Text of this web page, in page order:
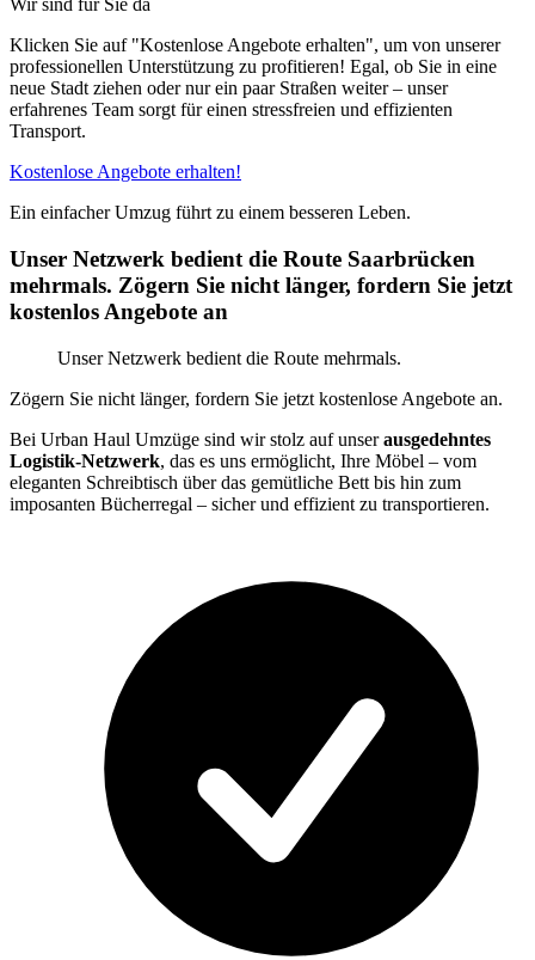
Wir sind für Sie da
Klicken Sie auf "Kostenlose Angebote erhalten", um von unserer
professionellen Unterstützung zu profitieren! Egal, ob Sie in eine
neue Stadt ziehen oder nur ein paar Straßen weiter – unser
erfahrenes Team sorgt für einen stressfreien und effizienten
Transport.
Kostenlose Angebote erhalten!
Ein einfacher Umzug führt zu einem besseren Leben.
Unser Netzwerk bedient die Route Saarbrücken
mehrmals. Zögern Sie nicht länger, fordern Sie jetzt
kostenlos Angebote an
Unser Netzwerk bedient die Route mehrmals.
Zögern Sie nicht länger, fordern Sie jetzt kostenlose Angebote an.
Bei Urban Haul Umzüge sind wir stolz auf unserausgedehntes
Logistik-Netzwerk, das es uns ermöglicht, Ihre Möbel – vom
eleganten Schreibtisch über das gemütliche Bett bis hin zum
imposanten Bücherregal – sicher und effizient zu transportieren.